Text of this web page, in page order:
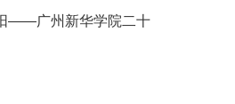
——广州新华学院二十